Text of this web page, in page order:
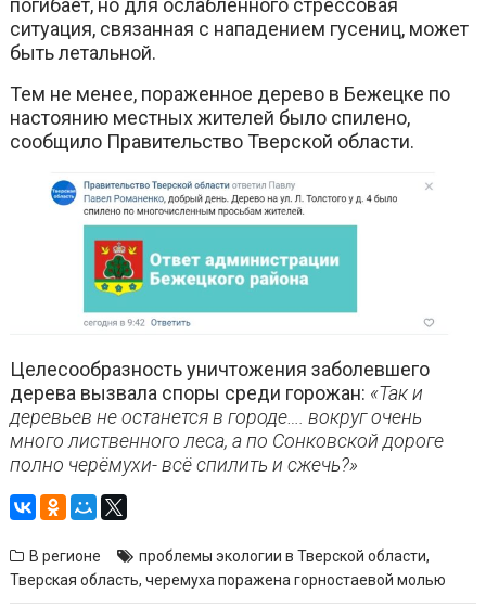
ситуация, связанная с нападением гусениц, может
быть летальной.
Тем не менее, пораженное дерево в Бежецке по
настоянию местных жителей было спилено,
сообщило Правительство Тверской области.
Целесообразность уничтожения заболевшего
дерева вызвала споры среди горожан: «Так и
деревьев не останется в городе…. вокруг очень
много лиственного леса, а по Сонковской дороге
полно черёмухи- всё спилить и сжечь?»
В регионе проблемы экологии в Тверской области,
Тверская область,черемуха поражена горностаевой молью